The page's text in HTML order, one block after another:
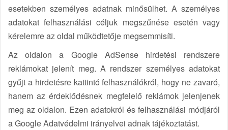
esetekben személyes adatnak minősülhet. A személyes
adatokat felhasználási céljuk megszűnése esetén vagy
kérelemre az oldal működtetője megsemmisíti.
Az oldalon a Google AdSense hirdetési rendszere
reklámokat jelenít meg. A rendszer személyes adatokat
gyűjt a hirdetésre kattintó felhasználókról, hogy ne zavaró,
hanem az érdeklődésnek megfelelő reklámok jelenjenek
meg az oldalon. Ezen adatokról és felhasználási módjáról
a Google Adatvédelmi irányelvei adnak tájékoztatást.